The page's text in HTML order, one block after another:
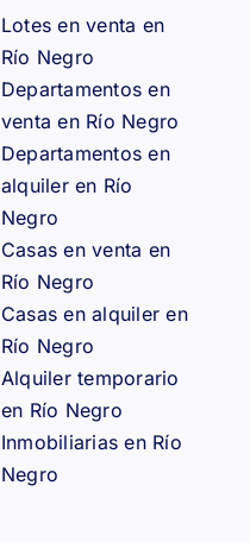
Lotes en venta en
Río Negro
Departamentos en
venta en Río Negro
Departamentos en
alquiler en Río
Negro
Casas en venta en
Río Negro
Casas en alquiler en
Río Negro
Alquiler temporario
en Río Negro
Inmobiliarias en Río
Negro